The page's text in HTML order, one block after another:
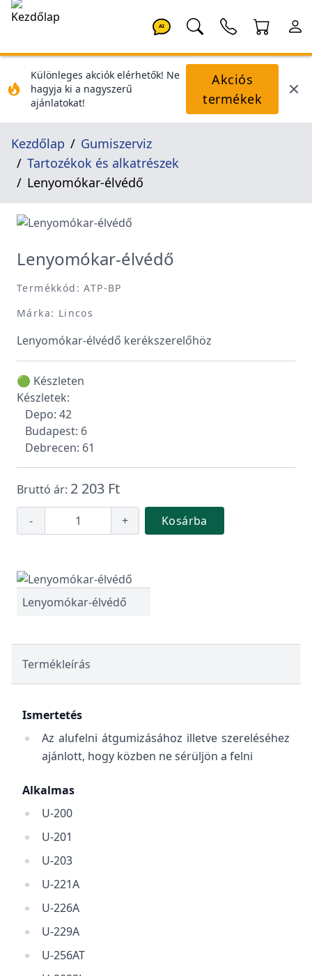
AI
Különleges akciók elérhetők! Ne
hagyja ki a nagyszerű
ajánlatokat!
Akciós
termékek
Kezdőlap
Gumiszerviz
Tartozékok és alkatrészek
Lenyomókar-élvédő
Lenyomókar-élvédő
Termékkód: ATP-BP
Márka: Lincos
Lenyomókar-élvédő kerékszerelőhöz
🟢 Készleten
Készletek:
Depo: 42
Budapest: 6
Debrecen: 61
Bruttó ár: 2 203 Ft
- + Kosárba
Lenyomókar-élvédő
Termékleírás
Ismertetés
Az alufelni átgumizásához illetve szereléséhez
ajánlott, hogy közben ne sérüljön a felni
Alkalmas
U-200
U-201
U-203
U-221A
U-226A
U-229A
U-256AT